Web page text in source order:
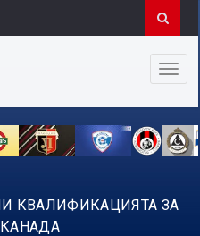
КВАЛИФИКАЦИЯТА ЗА